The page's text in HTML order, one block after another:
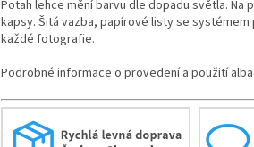
Potah lehce mění barvu dle dopadu světla. Na
kapsy. Šitá vazba, papírové listy se
každé fotografie.
Podrobné informace o provedení a použití